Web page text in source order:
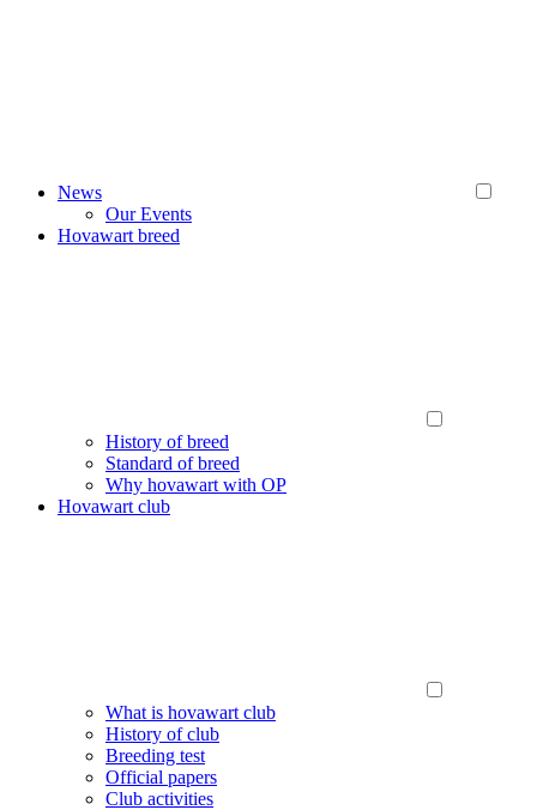
News
Our Events
Hovawart breed
History of breed
Standard of breed
Why hovawart with OP
Hovawart club
What is hovawart club
History of club
Breeding test
Official papers
Club activities